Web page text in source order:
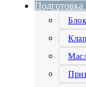
Подготовка